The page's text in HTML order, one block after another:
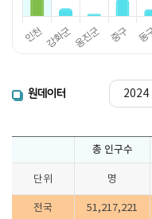
원데이터
총 인구수
단위 명
전국 51,217,221